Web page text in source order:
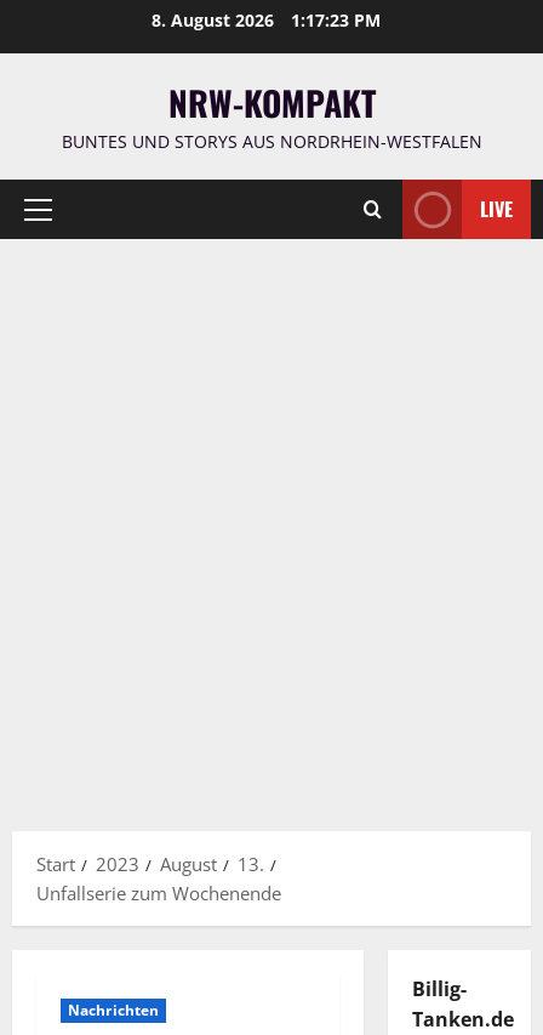
8. August 2026 1:17:24 PM
NRW-KOMPAKT
BUNTES UND STORYS AUS NORDRHEIN-WESTFALEN
Primäres
LIVE
Start 2023 August
13.
Unfallserie zum Wochenende
Nachrichten
Billig-
Tanken.de